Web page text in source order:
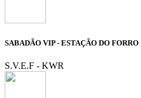
SABADÃO VIP - ESTAÇÃO DO FORRO
S.V.E.F - KWR